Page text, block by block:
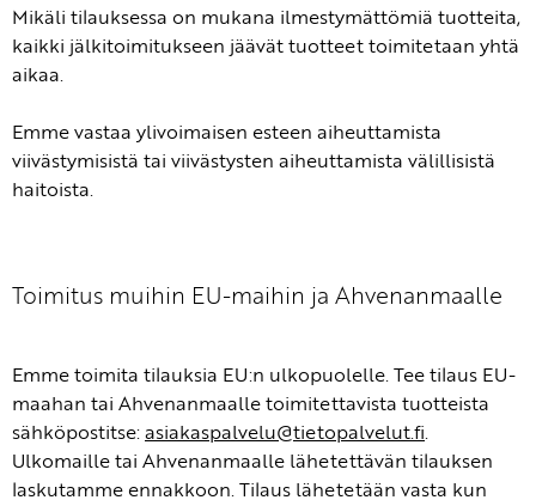
Mikäli tilauksessa on mukana ilmestymättömiä tuotteita,
kaikki jälkitoimitukseen jäävät tuotteet toimitetaan yhtä
aikaa.
Emme vastaa ylivoimaisen esteen aiheuttamista
viivästymisistä tai viivästysten aiheuttamista välillisistä
haitoista.
Toimitus muihin EU-maihin ja Ahvenanmaalle
Emme toimita tilauksia EU:n ulkopuolelle. Tee tilaus EU-
maahan tai Ahvenanmaalle toimitettavista tuotteista
sähköpostitse:asiakaspalvelu@tietopalvelut.fi.
Ulkomaille tai Ahvenanmaalle lähetettävän tilauksen
laskutamme ennakkoon. Tilaus lähetetään vasta kun